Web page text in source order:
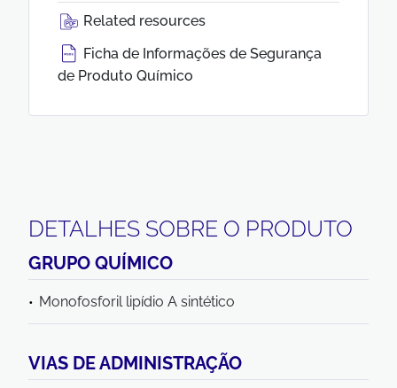
Related resources
Ficha de Informações de Segurança
de Produto Químico
DETALHES SOBRE O PRODUTO
GRUPO QUÍMICO
Monofosforil lipídio A sintético
VIAS DE ADMINISTRAÇÃO